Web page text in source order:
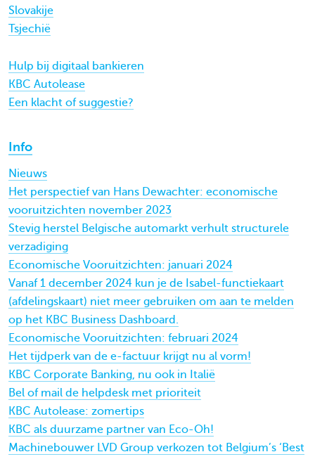
Slovakije
Tsjechië
Hulp bij digitaal bankieren
KBC Autolease
Een klacht of suggestie?
Info
Nieuws
Het perspectief van Hans Dewachter: economische
vooruitzichten november 2023
Stevig herstel Belgische automarkt verhult structurele
verzadiging
Economische Vooruitzichten: januari 2024
Vanaf 1 december 2024 kun je de Isabel-functiekaart
(afdelingskaart) niet meer gebruiken om aan te melden
op het KBC Business Dashboard.
Economische Vooruitzichten: februari 2024
Het tijdperk van de e-factuur krijgt nu al vorm!
KBC Corporate Banking, nu ook in Italië
Bel of mail de helpdesk met prioriteit
KBC Autolease: zomertips
KBC als duurzame partner van Eco-Oh!
Machinebouwer LVD Group verkozen tot Belgium’s ‘Best